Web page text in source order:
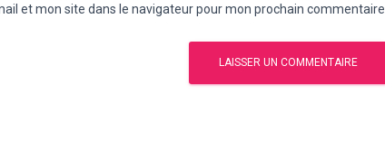
et mon site dans le navigateur pour mon prochain commentaire.